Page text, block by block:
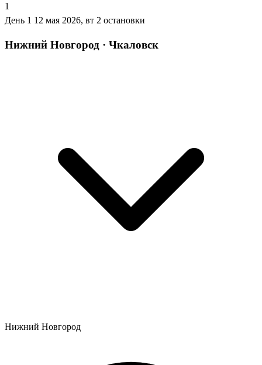
1
День 1 12 мая 2026, вт 2 остановки
Нижний Новгород · Чкаловск
Нижний Новгород